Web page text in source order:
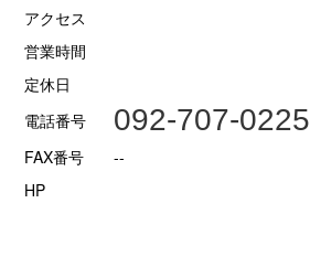
アクセス
営業時間
定休日
電話番号
092-707-0225
FAX番号
--
HP